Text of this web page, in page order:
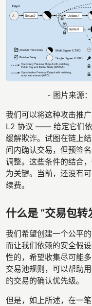
- 图片来源：
我们可以将这种攻击推
L2 协议 —— 给定它们依
缓解欺诈。试图在链上
间内确认交易，但预签
调整。这些条件的结合
为关键。当前，还没有
续费。
什么是 “交易包转
我们希望创建一个公平
而让我们依赖的安全假
性的，希望收集尽可能
交易池规则，可以帮助
的交易的确认优先级。
但是，如上所述，在一